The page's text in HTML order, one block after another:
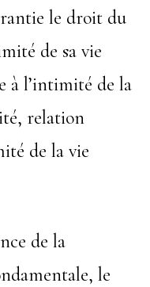
le droit du
de sa vie
à l’intimité de la
relation
de la vie
de la
le